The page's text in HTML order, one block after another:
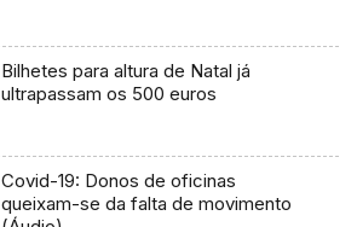
Bilhetes para altura de Natal já
ultrapassam os 500 euros
Covid-19: Donos de oficinas
queixam-se da falta de movimento